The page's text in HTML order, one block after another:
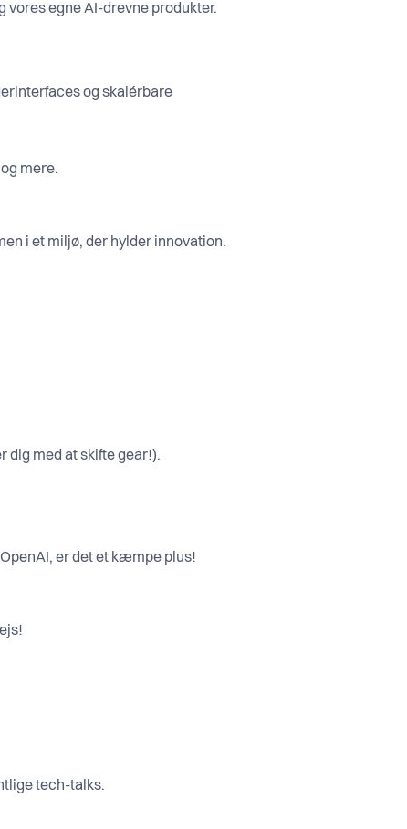
vores egne AI-drevne produkter.
og skalérbare
mere.
i et miljø, der hylder innovation.
dig med at skifte gear!).
er det et kæmpe plus!
tech-talks.